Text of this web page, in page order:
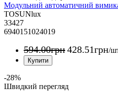
Модульний автоматичний
TOSUNlux
33427
6940151024019
594.00грн428.51грн/
-28%
Швидкий перегляд